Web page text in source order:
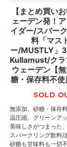
【まとめ買い
ェーデン発！
イダー/スパー
料「マス
ー/MUSTLY」
Kullamust/クラ
ウェーデン【
糖・保存料不使
SOLD
無添加、砂糖・保存
温圧縮。グリーンア
美味しさがつまった
スパークリング飲料/
砂糖も甘味料も一切